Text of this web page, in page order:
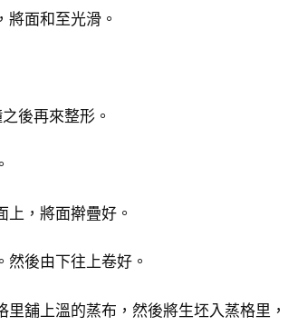
面和至光滑。
後再來整形。
，將面擀疊好。
後由下往上卷好。
舖上溫的蒸布，然後將生坯入蒸格里，